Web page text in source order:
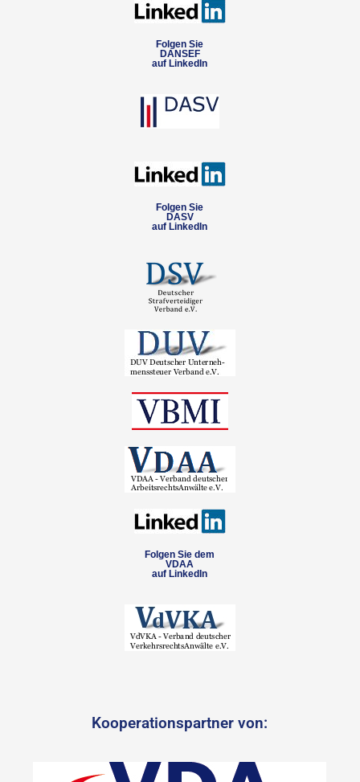
Folgen Sie
DANSEF
auf LinkedIn
Folgen Sie
DASV
auf LinkedIn
Folgen Sie dem
VDAA
auf LinkedIn
Kooperationspartner von: